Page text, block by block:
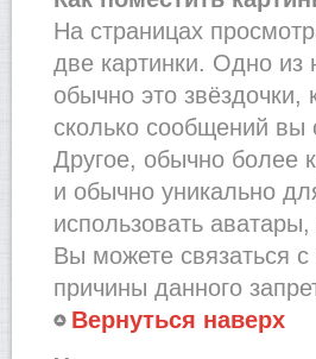
На страницах
две картинки. Одно из
обычно это
сколько сообщений
Другое, обычно более
и обычно уникально
использовать
Вы можете связаться
причины данного
Вернуться наверх